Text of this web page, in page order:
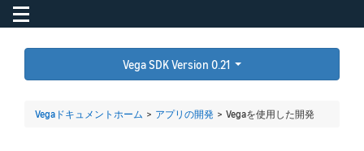
Toggle navigation
Vega SDK Version 0.21
Vegaドキュメントホーム > アプリの開発 > Vegaを使用した開発